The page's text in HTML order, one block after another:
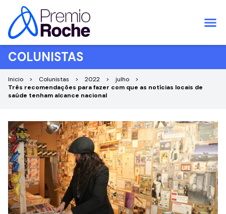
Pular para o conteúdo
COLUNISTAS
Inicio Colunistas 2022
julho
Três recomendações para fazer com que as notícias locais de
saúde tenham alcance nacional